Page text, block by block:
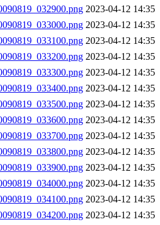
2023-04-12 14:35
2023-04-12 14:35
2023-04-12 14:35
2023-04-12 14:35
2023-04-12 14:35
2023-04-12 14:35
2023-04-12 14:35
2023-04-12 14:35
2023-04-12 14:35
2023-04-12 14:35
2023-04-12 14:35
2023-04-12 14:35
2023-04-12 14:35
2023-04-12 14:35